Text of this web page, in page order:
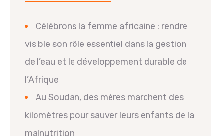
Célébrons la femme africaine : rendre
visible son rôle essentiel dans la gestion
de l’eau et le développement durable de
l’Afrique
Au Soudan, des mères marchent des
kilomètres pour sauver leurs enfants de la
malnutrition